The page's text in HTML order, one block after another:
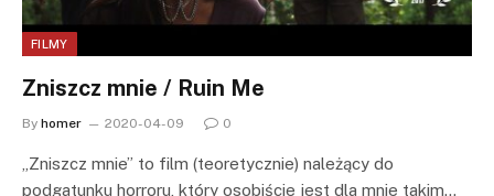
FILMY
Zniszcz mnie / Ruin Me
By homer 2020-04-09 0
„Zniszcz mnie” to film (teoretycznie) należący do
podgatunku horroru, który osobiście jest dla mnie takim…